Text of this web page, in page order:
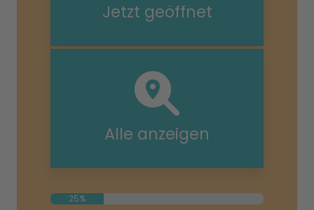
Jetzt geöffnet
Alle anzeigen
25%